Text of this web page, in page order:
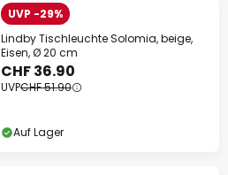
UVP -29%
Lindby Tischleuchte Solomia, beige,
Eisen, Ø 20 cm
CHF 36.90
UVPCHF 51.90
Auf Lager